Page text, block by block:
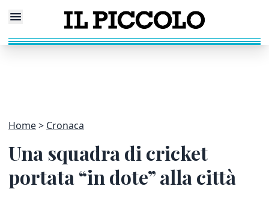
Home Cronaca
Una squadra di cricket
portata “in dote” alla città